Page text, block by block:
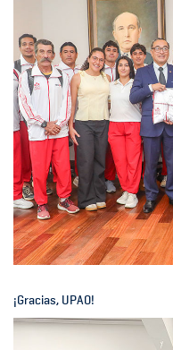
¡Gracias, UPAO!